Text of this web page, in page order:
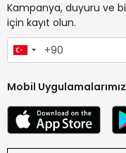
Kampanya, duyuru ve
için kayıt olun.
Mobil Uygulamalarımız